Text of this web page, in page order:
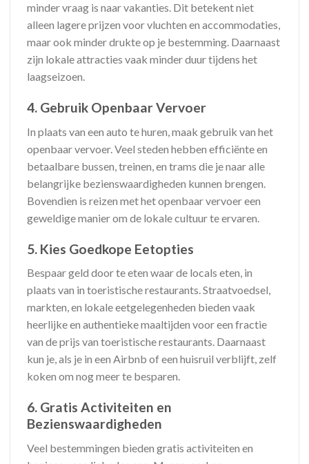
minder vraag is naar vakanties. Dit betekent niet
alleen lagere prijzen voor vluchten en accommodaties,
maar ook minder drukte op je bestemming. Daarnaast
zijn lokale attracties vaak minder duur tijdens het
laagseizoen.
4. Gebruik Openbaar Vervoer
In plaats van een auto te huren, maak gebruik van het
openbaar vervoer. Veel steden hebben efficiënte en
betaalbare bussen, treinen, en trams die je naar alle
belangrijke bezienswaardigheden kunnen brengen.
Bovendien is reizen met het openbaar vervoer een
geweldige manier om de lokale cultuur te ervaren.
5. Kies Goedkope Eetopties
Bespaar geld door te eten waar de locals eten, in
plaats van in toeristische restaurants. Straatvoedsel,
markten, en lokale eetgelegenheden bieden vaak
heerlijke en authentieke maaltijden voor een fractie
van de prijs van toeristische restaurants. Daarnaast
kun je, als je in een Airbnb of een huisruil verblijft, zelf
koken om nog meer te besparen.
6. Gratis Activiteiten en
Bezienswaardigheden
Veel bestemmingen bieden gratis activiteiten en